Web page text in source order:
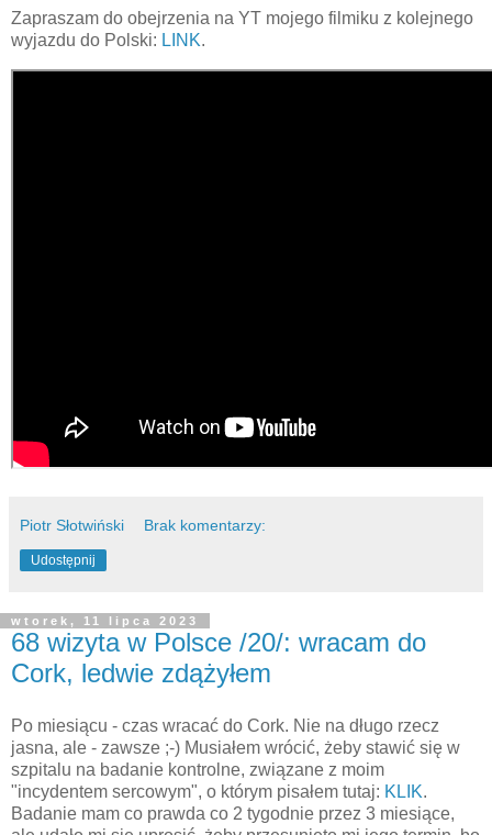
Zapraszam do obejrzenia na YT mojego filmiku z kolejnego
wyjazdu do Polski: LINK.
Piotr Słotwiński Brak komentarzy:
Udostępnij
wtorek, 11 lipca 2023
68 wizyta w Polsce /20/: wracam do
Cork, ledwie zdążyłem
Po miesiącu - czas wracać do Cork. Nie na długo rzecz
jasna, ale - zawsze ;-) Musiałem wrócić, żeby stawić się w
szpitalu na badanie kontrolne, związane z moim
"incydentem sercowym", o którym pisałem tutaj: KLIK.
Badanie mam co prawda co 2 tygodnie przez 3 miesiące,